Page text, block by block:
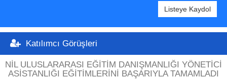
Listeye Kaydol
Katılımcı Görüşleri
NIL ULUSLARARASI EĞITIM DANIŞMANLIĞI YÖNETICI
ASISTANLIĞI EĞITIMLERINI BAŞARIYLA TAMAMLADI